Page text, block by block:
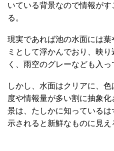
いている背景なので情報が
る。
現実であれば池の水面には
ミとして浮かんでおり、映
く、雨空のグレーなども入っ
しかし、水面はクリアに、
度や情報量が多い割に抽象
景は、たしかに知っている
示されると新鮮なものに見え